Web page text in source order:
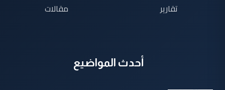
تقارير
مقالات
أحدث المواضيع